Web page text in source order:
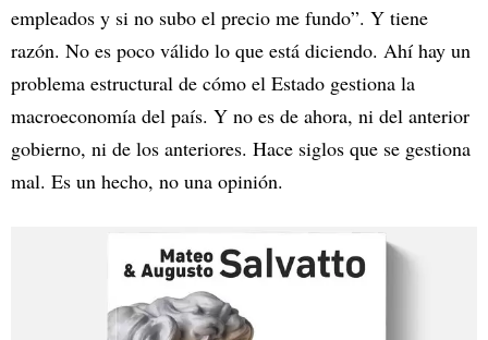
empleados y si no subo el precio me fundo”. Y tiene
razón. No es poco válido lo que está diciendo. Ahí hay un
problema estructural de cómo el Estado gestiona la
macroeconomía del país. Y no es de ahora, ni del anterior
gobierno, ni de los anteriores. Hace siglos que se gestiona
mal. Es un hecho, no una opinión.